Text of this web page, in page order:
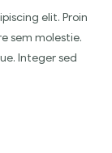
elit. Proin
sem molestie.
Integer sed